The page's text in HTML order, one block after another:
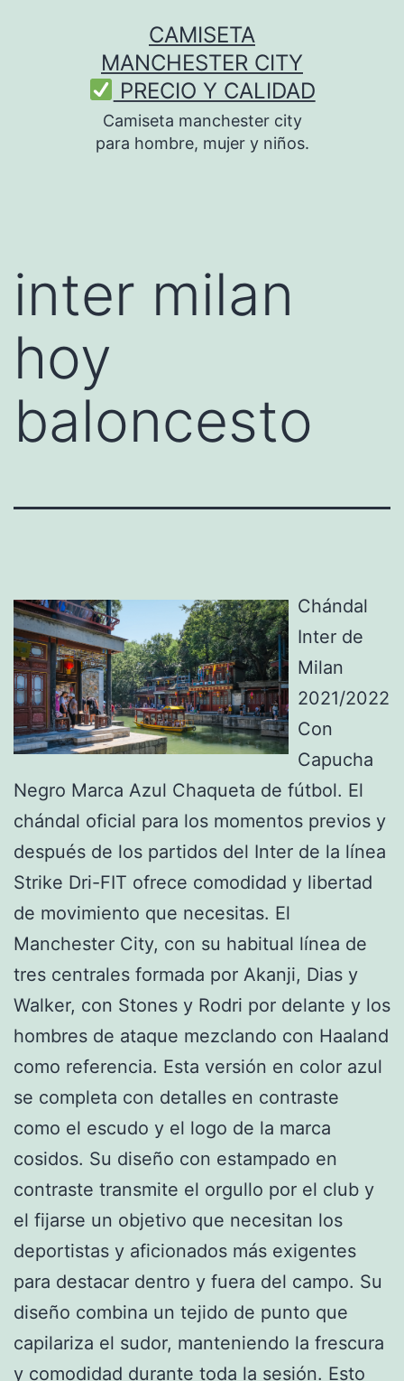
CAMISETA
MANCHESTER CITY
PRECIO Y CALIDAD
Camiseta manchester city
para hombre, mujer y niños.
inter milan
hoy
baloncesto
Chándal
Inter de
Milan
2021/2022
Con
Capucha
Negro Marca Azul Chaqueta de fútbol. El
chándal oficial para los momentos previos y
después de los partidos del Inter de la línea
Strike Dri-FIT ofrece comodidad y libertad
de movimiento que necesitas. El
Manchester City, con su habitual línea de
tres centrales formada por Akanji, Dias y
Walker, con Stones y Rodri por delante y los
hombres de ataque mezclando con Haaland
como referencia. Esta versión en color azul
se completa con detalles en contraste
como el escudo y el logo de la marca
cosidos. Su diseño con estampado en
contraste transmite el orgullo por el club y
el fijarse un objetivo que necesitan los
deportistas y aficionados más exigentes
para destacar dentro y fuera del campo. Su
diseño combina un tejido de punto que
capilariza el sudor, manteniendo la frescura
y comodidad durante toda la sesión. Esto